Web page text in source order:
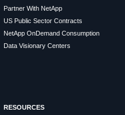
Partner With NetApp
US Public Sector Contracts
NetApp OnDemand Consumption
Data Visionary Centers
RESOURCES